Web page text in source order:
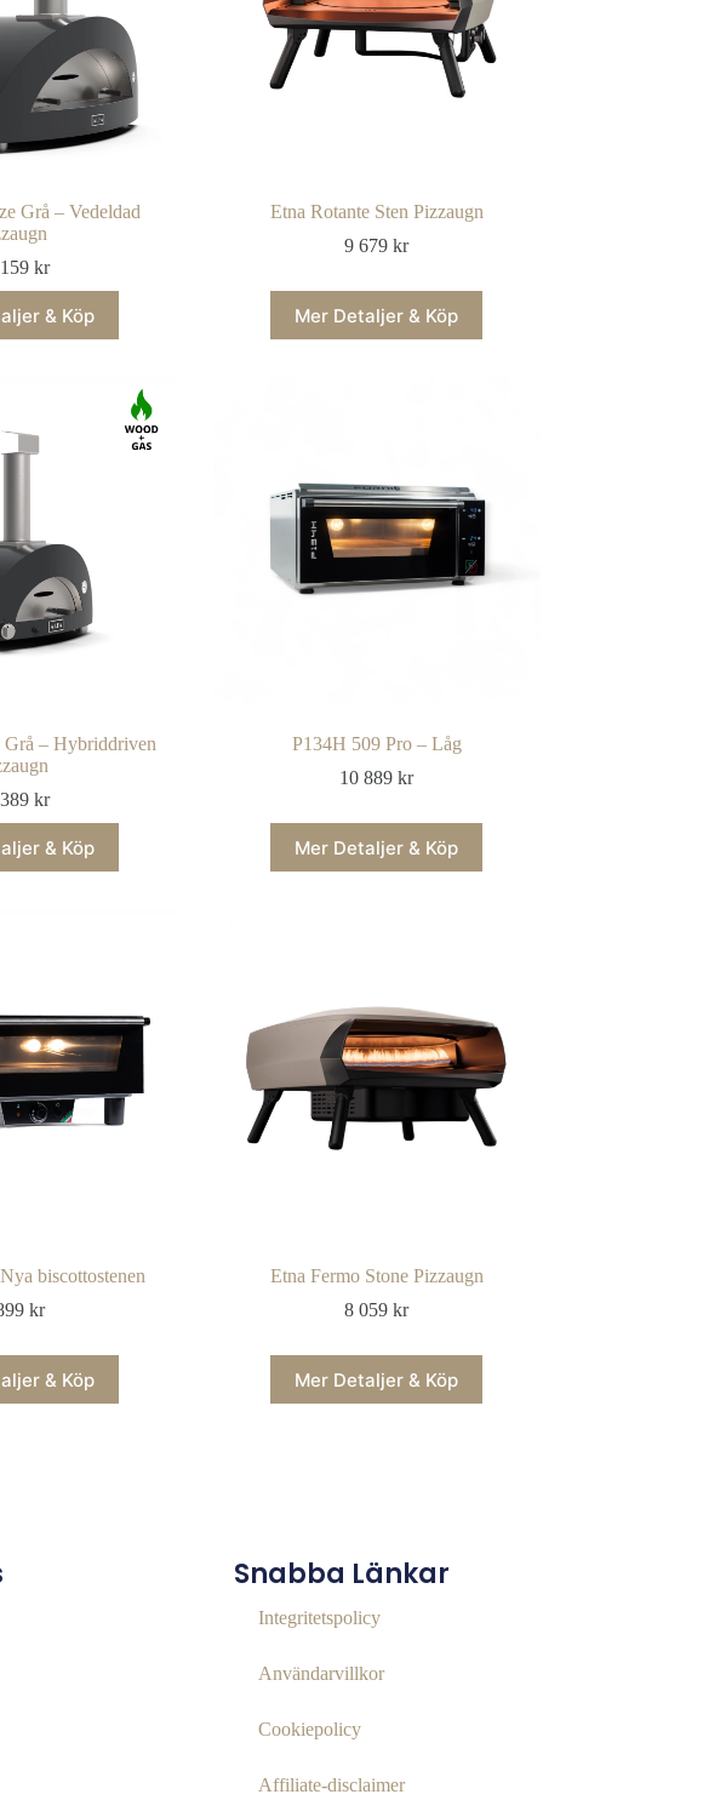
Grå – Vedeldad
kr
& Köp
Etna Rotante Sten Pizzaugn
9 679kr
Mer Detaljer & Köp
Grå – Hybriddriven
kr
& Köp
P134H 509 Pro – Låg
10 889kr
Mer Detaljer & Köp
biscottostenen
kr
& Köp
Etna Fermo Stone Pizzaugn
8 059kr
Mer Detaljer & Köp
Snabba Länkar
Integritetspolicy
Användarvillkor
Cookiepolicy
Affiliate‑disclaimer